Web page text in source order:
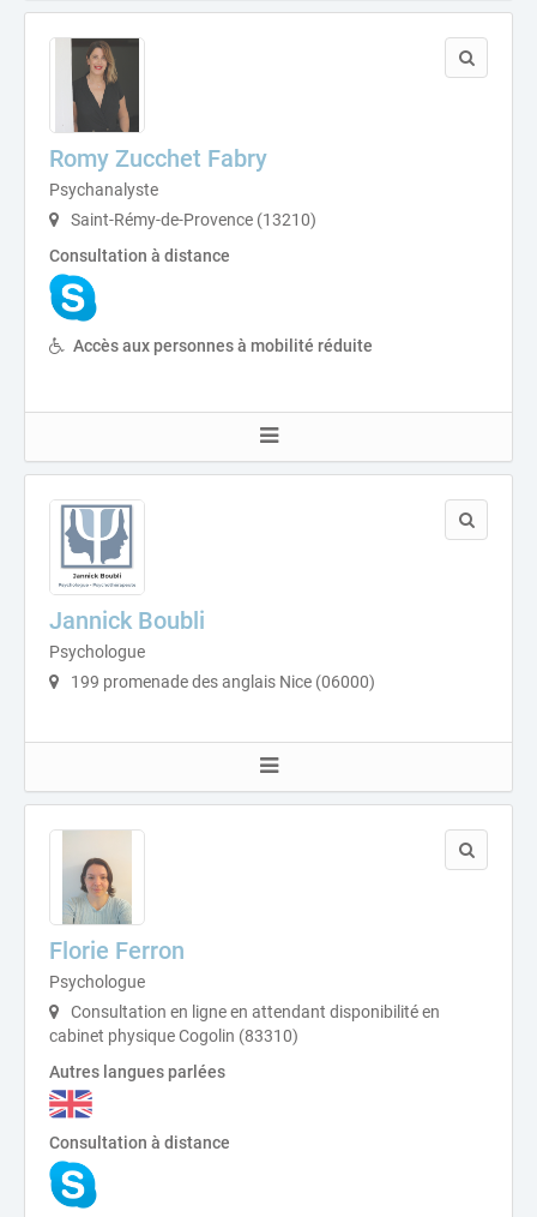
Romy Zucchet Fabry
Psychanalyste
Saint-Rémy-de-Provence (13210)
Consultation à distance
Accès aux personnes à mobilité réduite
Jannick Boubli
Psychologue
199 promenade des anglais Nice (06000)
Florie Ferron
Psychologue
Consultation en ligne en attendant disponibilité en
cabinet physique Cogolin (83310)
Autres langues parlées
Consultation à distance